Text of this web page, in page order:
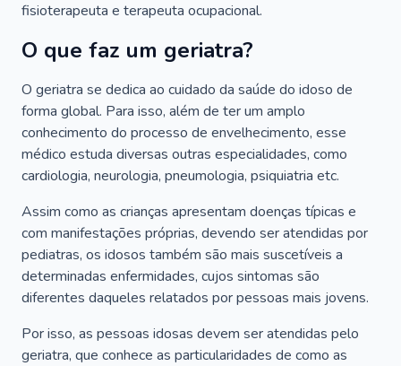
fisioterapeuta e terapeuta ocupacional.
O que faz um geriatra?
O geriatra se dedica ao cuidado da saúde do idoso de
forma global. Para isso, além de ter um amplo
conhecimento do processo de envelhecimento, esse
médico estuda diversas outras especialidades, como
cardiologia, neurologia, pneumologia, psiquiatria etc.
Assim como as crianças apresentam doenças típicas e
com manifestações próprias, devendo ser atendidas por
pediatras, os idosos também são mais suscetíveis a
determinadas enfermidades, cujos sintomas são
diferentes daqueles relatados por pessoas mais jovens.
Por isso, as pessoas idosas devem ser atendidas pelo
geriatra, que conhece as particularidades de como as